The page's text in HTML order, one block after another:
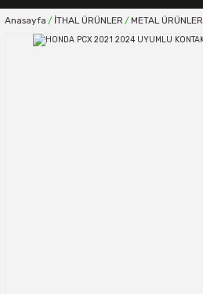
Anasayfa İTHAL ÜRÜNLER METAL ÜRÜNLER